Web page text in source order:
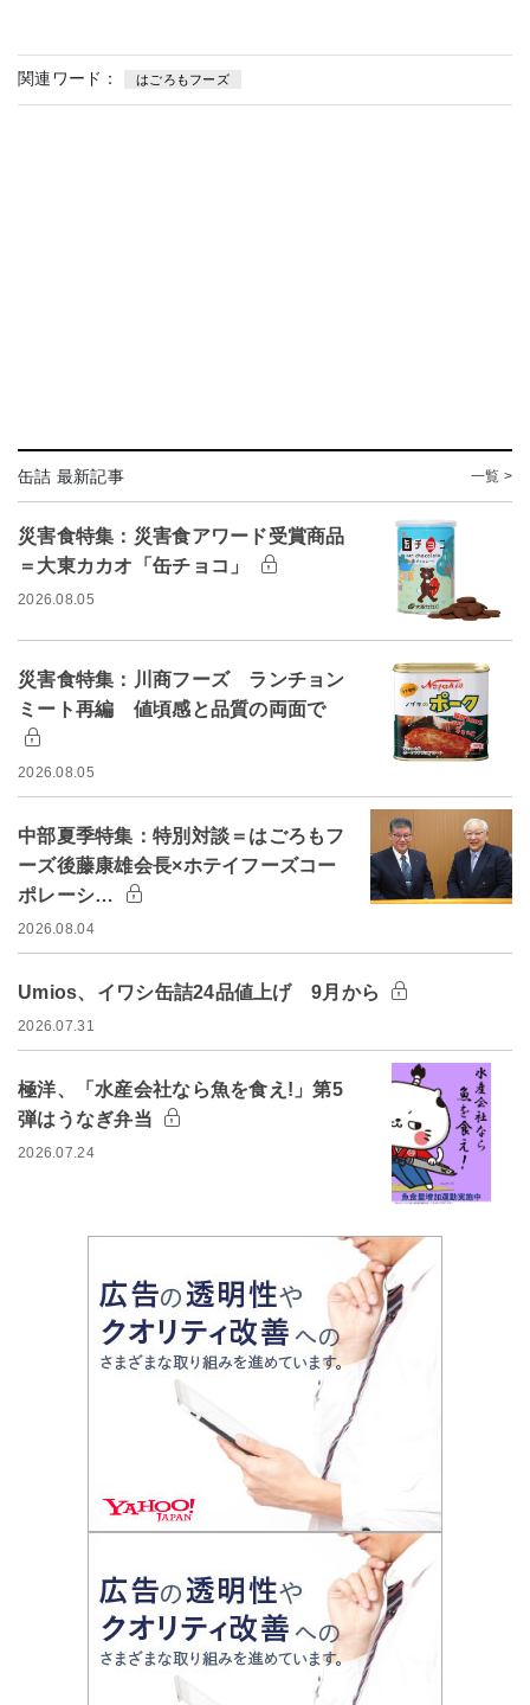
関連ワード： はごろもフーズ
缶詰 最新記事 一覧 >
災害食特集：災害食アワード受賞商品
＝大東カカオ「缶チョコ」
2026.08.05
災害食特集：川商フーズ ランチョン
ミート再編 値頃感と品質の両面で
2026.08.05
中部夏季特集：特別対談＝はごろもフ
ーズ後藤康雄会長×ホテイフーズコー
ポレーシ…
2026.08.04
Umios、イワシ缶詰24品値上げ 9月から
2026.07.31
極洋、「水産会社なら魚を食え!」第5
弾はうなぎ弁当
2026.07.24